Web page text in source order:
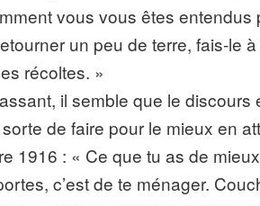
vous vous êtes
un peu de terre, fais-le
récoltes. »
il semble que le
de faire pour le mieux en
1916 : « Ce que tu as de
c’est de te ménager.